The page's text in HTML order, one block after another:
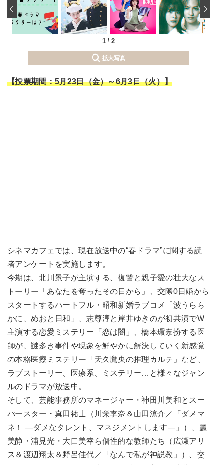
1 / 2
‹
拡大写真
【投票期間：5月23日（金）～6月3日（火）】
シネマカフェでは、現在放送中の“春ドラマ”に関する読
者アンケートを実施します。
今期は、北川景子が主演する、復讐と親子愛の壮大なス
トーリー「あなたを奪ったその日から」、交際0日婚から
スタートするハートフル・昭和新婚ラブコメ「波うらら
かに、めおと日和」、志尊淳と岸井ゆきのが初共演でW
主演する恋愛ミステリー「恋は闇」、橋本環奈扮する医
師が、謎多き事件や現象を鮮やかに解決していく新感覚
の本格医療ミステリー「天久鷹央の推理カルテ」など、
ラブストーリー、医療系、ミステリー…と様々なジャン
ルのドラマが放送中。
そして、芸能事務所のマネージャー・神田川美和とスー
パースター・真田祐士（川栄李奈＆山田涼介／「ダメマ
ネ！ ―ダメなタレント、マネジメントします―」）、麗
美静・浦見光・大口美幸ら個性的な教師たち（広瀬アリ
ス＆渡辺翔太＆野呂佳代／「なんで私が神説教」）、交